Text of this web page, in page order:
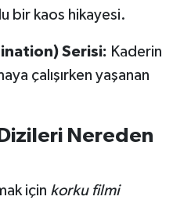
bir kaos hikayesi.
Serisi: Kaderin
çalışırken yaşanan
Nereden
için korku filmi